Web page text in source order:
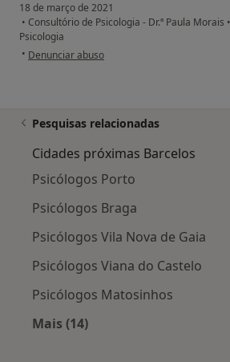
18 de março de 2021
• Consultório de Psicologia - Dr.ª Paula Morais •
Psicologia
• na opinião do utilizador Conta eliminada
Denunciar abuso
Pesquisas relacionadas
Cidades próximas Barcelos
Psicólogos Porto
Psicólogos Braga
Psicólogos Vila Nova de Gaia
Psicólogos Viana do Castelo
Psicólogos Matosinhos
Mais (14)